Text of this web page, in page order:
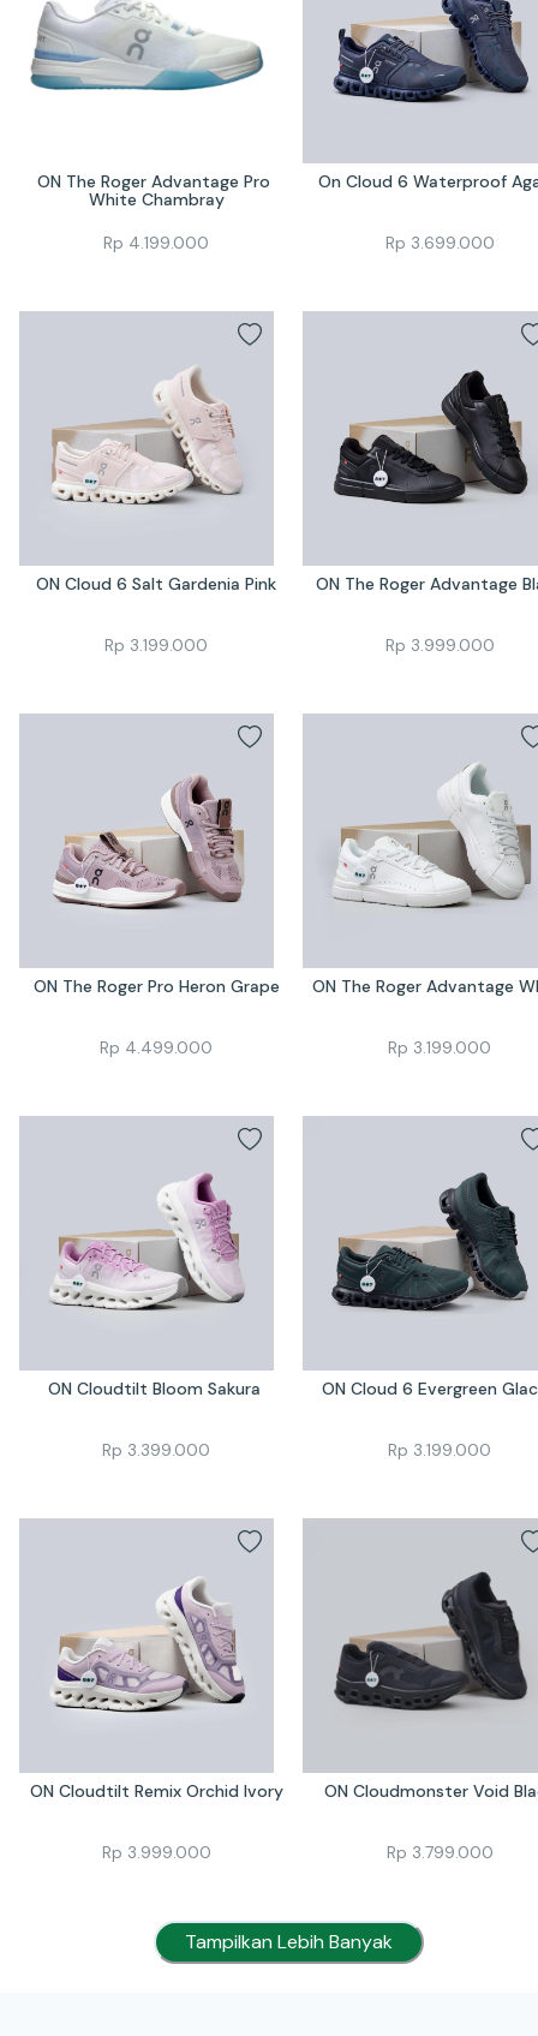
ON The Roger Advantage Pro
White Chambray
Rp 4.199.000
On Cloud 6 Waterproof
Rp 3.699.000
ON Cloud 6 Salt Gardenia Pink
Rp 3.199.000
ON The Roger Advantage
Rp 3.999.000
ON The Roger Pro Heron Grape
Rp 4.499.000
ON The Roger Advantage
Rp 3.199.000
ON Cloudtilt Bloom Sakura
Rp 3.399.000
ON Cloud 6 Evergreen
Rp 3.199.000
ON Cloudtilt Remix Orchid Ivory
Rp 3.999.000
ON Cloudmonster Void
Rp 3.799.000
Tampilkan Lebih Banyak